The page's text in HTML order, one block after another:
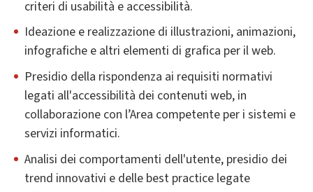
criteri di usabilità e accessibilità.
Ideazione e realizzazione di illustrazioni, animazioni,
infografiche e altri elementi di grafica per il web.
Presidio della rispondenza ai requisiti normativi
legati all'accessibilità dei contenuti web, in
collaborazione con l’Area competente per i sistemi e
servizi informatici.
Analisi dei comportamenti dell'utente, presidio dei
trend innovativi e delle best practice legate